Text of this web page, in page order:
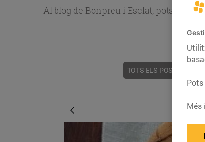
Al blog de Bonpreu i Esclat, pots
TOTS ELS POSTS
Pots
Més